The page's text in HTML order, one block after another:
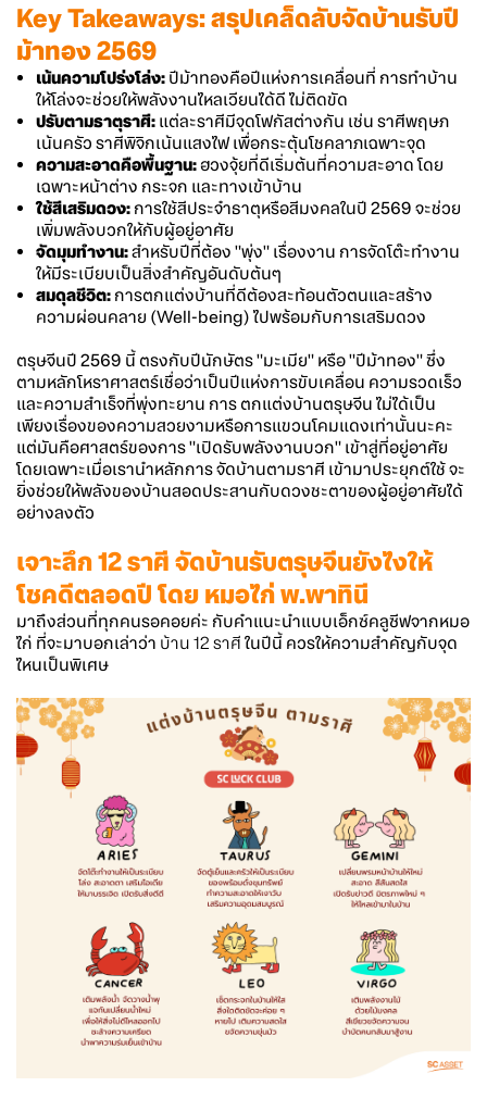
Key Takeaways: สรุปเคล็ดลับจัดบ้านรับปี
ม้าทอง 2569
เน้นความโปร่งโล่ง: ปีม้าทองคือปีแห่งการเคลื่อนที่ การทำบ้าน
ให้โล่งจะช่วยให้พลังงานไหลเวียนได้ดี ไม่ติดขัด
ปรับตามธาตุราศี: แต่ละราศีมีจุดโฟกัสต่างกัน เช่น ราศีพฤษภ
เน้นครัว ราศีพิจิกเน้นแสงไฟ เพื่อกระตุ้นโชคลาภเฉพาะจุด
ความสะอาดคือพื้นฐาน:ฮวงจุ้ยที่ดีเริ่มต้นที่ความสะอาด โดย
เฉพาะหน้าต่าง กระจก และทางเข้าบ้าน
ใช้สีเสริมดวง:การใช้สีประจำธาตุหรือสีมงคลในปี 2569 จะช่วย
เพิ่มพลังบวกให้กับผู้อยู่อาศัย
จัดมุมทำงาน:สำหรับปีที่ต้อง "พุ่ง" เรื่องงาน การจัดโต๊ะทำงาน
ให้มีระเบียบเป็นสิ่งสำคัญอันดับต้นๆ
สมดุลชีวิต:การตกแต่งบ้านที่ดีต้องสะท้อนตัวตนและสร้าง
ความผ่อนคลาย (Well-being) ไปพร้อมกับการเสริมดวง
ตรุษจีนปี 2569 นี้ ตรงกับปีนักษัตร "มะเมีย" หรือ "ปีม้าทอง" ซึ่ง
ตามหลักโหราศาสตร์เชื่อว่าเป็นปีแห่งการขับเคลื่อน ความรวดเร็ว
และความสำเร็จที่พุ่งทะยาน การ ตกแต่งบ้านตรุษจีน ไม่ได้เป็น
เพียงเรื่องของความสวยงามหรือการแขวนโคมแดงเท่านั้นนะคะ
แต่มันคือศาสตร์ของการ "เปิดรับพลังงานบวก" เข้าสู่ที่อยู่อาศัย
โดยเฉพาะเมื่อเรานำหลักการ จัดบ้านตามราศี เข้ามาประยุกต์ใช้ จะ
ยิ่งช่วยให้พลังของบ้านสอดประสานกับดวงชะตาของผู้อยู่อาศัยได้
อย่างลงตัว
เจาะลึก 12 ราศี จัดบ้านรับตรุษจีนยังไงให้
โชคดีตลอดปี โดย หมอไก่ พ.พาทินี
มาถึงส่วนที่ทุกคนรอคอยค่ะ กับคำแนะนำแบบเอ็กซ์คลูซีฟจากหมอ
ไก่ ที่จะมาบอกเล่าว่า บ้าน 12 ราศี ในปีนี้ ควรให้ความสำคัญกับจุด
ไหนเป็นพิเศษ